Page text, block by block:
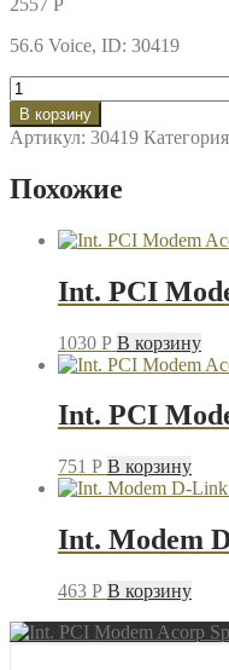
56.6 Voice, ID: 30419
Количество
товара
Модем
внутренний
В корзину
Артикул: 30419
Похожие
Int. PCI
1030 P В корзину
Int. PCI
751 P В корзину
Int. Modem
463 P В корзину